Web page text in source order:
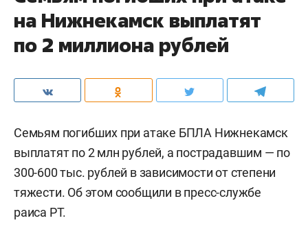
на Нижнекамск выплатят
по 2 миллиона рублей
Семьям погибших при атаке БПЛА Нижнекамск
выплатят по 2 млн рублей, а пострадавшим — по
300-600 тыс. рублей в зависимости от степени
тяжести. Об этом сообщили в пресс-службе
раиса РТ.